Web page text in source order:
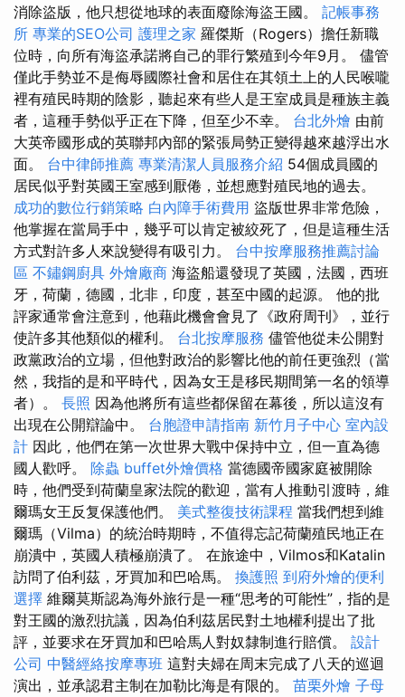
消除盜版，他只想從地球的表面廢除海盜王國。 記帳事務
所 專業的SEO公司 護理之家 羅傑斯（Rogers）擔任新職
位時，向所有海盜承諾將自己的罪行繁殖到今年9月。 儘管
僅此手勢並不是侮辱國際社會和居住在其領土上的人民喉嚨
裡有殖民時期的陰影，聽起來有些人是王室成員是種族主義
者，這種手勢似乎正在下降，但至少不幸。 台北外燴 由前
大英帝國形成的英聯邦內部的緊張局勢正變得越來越浮出水
面。 台中律師推薦 專業清潔人員服務介紹 54個成員國的
居民似乎對英國王室感到厭倦，並想應對殖民地的過去。
成功的數位行銷策略 白內障手術費用 盜版世界非常危險，
他掌握在當局手中，幾乎可以肯定被絞死了，但是這種生活
方式對許多人來說變得有吸引力。 台中按摩服務推薦討論
區 不鏽鋼廚具 外燴廠商 海盜船還發現了英國，法國，西班
牙，荷蘭，德國，北非，印度，甚至中國的起源。 他的批
評家通常會注意到，他藉此機會會見了《政府周刊》，並行
使許多其他類似的權利。 台北按摩服務 儘管他從未公開對
政黨政治的立場，但他對政治的影響比他的前任更強烈（當
然，我指的是和平時代，因為女王是移民期間第一名的領導
者）。 長照 因為他將所有這些都保留在幕後，所以這沒有
出現在公開辯論中。 台胞證申請指南 新竹月子中心 室內設
計 因此，他們在第一次世界大戰中保持中立，但一直為德
國人歡呼。 除蟲 buffet外燴價格 當德國帝國家庭被開除
時，他們受到荷蘭皇家法院的歡迎，當有人推動引渡時，維
爾瑪女王反复保護他們。 美式整復技術課程 當我們想到維
爾瑪（Vilma）的統治時期時，不值得忘記荷蘭殖民地正在
崩潰中，英國人積極崩潰了。 在旅途中，Vilmos和Katalin
訪問了伯利茲，牙買加和巴哈馬。 換護照 到府外燴的便利
選擇 維爾莫斯認為海外旅行是一種“思考的可能性”，指的是
對王國的激烈抗議，因為伯利茲居民對土地權利提出了批
評，並要求在牙買加和巴哈馬人對奴隸制進行賠償。 設計
公司 中醫經絡按摩專班 這對夫婦在周末完成了八天的巡迴
演出，並承認君主制在加勒比海是有限的。 苗栗外燴 子母